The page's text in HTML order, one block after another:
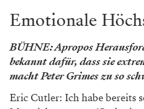
Emotionale
BÜHNE: Apropos
bekannt dafür, dass sie
macht Peter Grimes zu so
Eric Cutler: Ich habe bereits